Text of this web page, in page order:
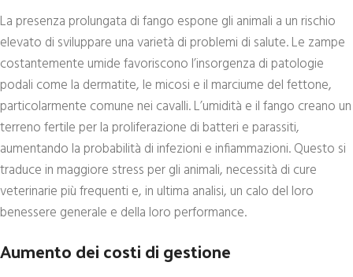
La presenza prolungata di fango espone gli animali a un rischio
elevato di sviluppare una varietà di problemi di salute. Le zampe
costantemente umide favoriscono l’insorgenza di patologie
podali come la dermatite, le micosi e il marciume del fettone,
particolarmente comune nei cavalli. L’umidità e il fango creano un
terreno fertile per la proliferazione di batteri e parassiti,
aumentando la probabilità di infezioni e infiammazioni. Questo si
traduce in maggiore stress per gli animali, necessità di cure
veterinarie più frequenti e, in ultima analisi, un calo del loro
benessere generale e della loro performance.
Aumento dei costi di gestione